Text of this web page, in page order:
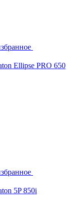
Ellipse PRO 650
5P 850i